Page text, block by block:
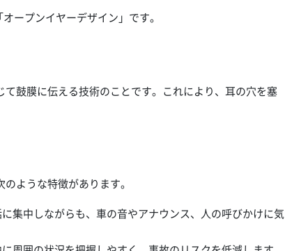
ープンイヤーデザイン」です。
鼓膜に伝える技術のことです。これにより、耳の穴を塞
ような特徴があります。
に集中しながらも、車の音やアナウンス、人の呼びかけに気